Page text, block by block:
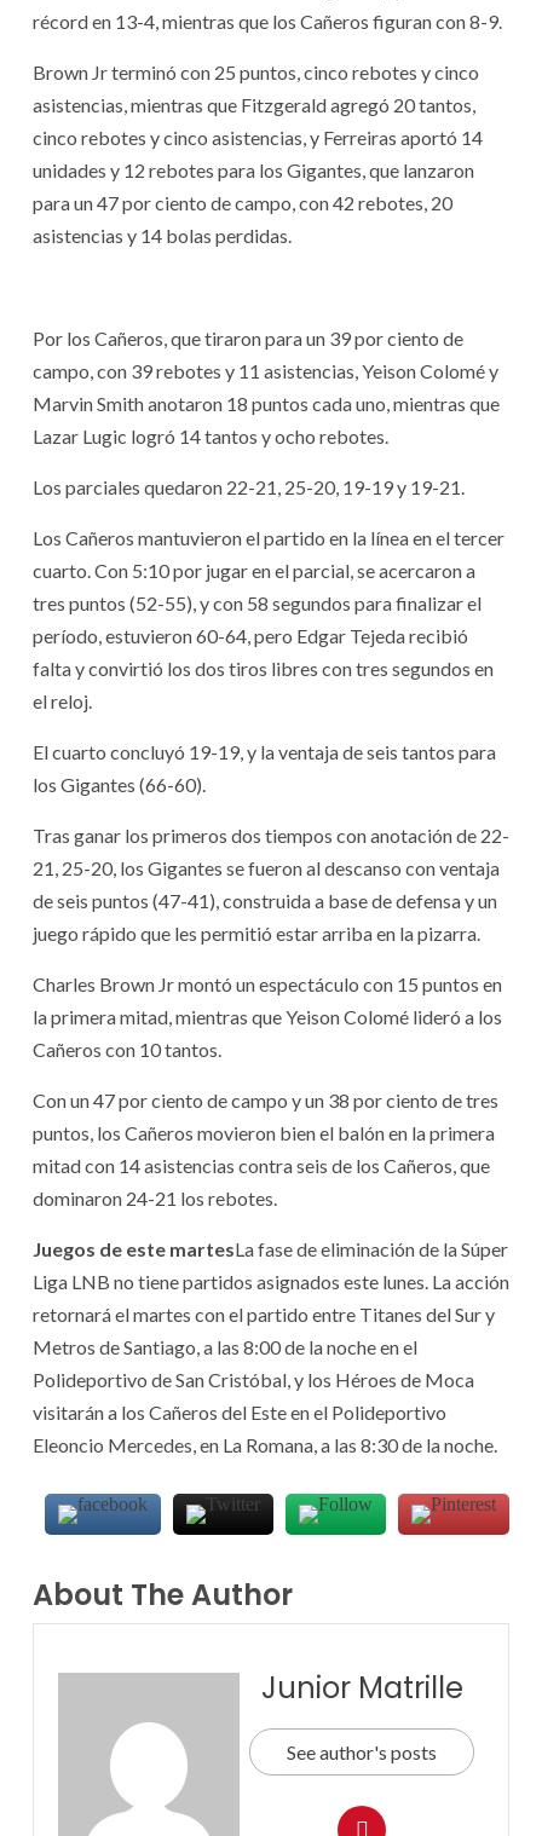
récord en 13-4, mientras que los Cañeros figuran con 8-9.
Brown Jr terminó con 25 puntos, cinco rebotes y cinco
asistencias, mientras que Fitzgerald agregó 20 tantos,
cinco rebotes y cinco asistencias, y Ferreiras aportó 14
unidades y 12 rebotes para los Gigantes, que lanzaron
para un 47 por ciento de campo, con 42 rebotes, 20
asistencias y 14 bolas perdidas.
Por los Cañeros, que tiraron para un 39 por ciento de
campo, con 39 rebotes y 11 asistencias, Yeison Colomé y
Marvin Smith anotaron 18 puntos cada uno, mientras que
Lazar Lugic logró 14 tantos y ocho rebotes.
Los parciales quedaron 22-21, 25-20, 19-19 y 19-21.
Los Cañeros mantuvieron el partido en la línea en el tercer
cuarto. Con 5:10 por jugar en el parcial, se acercaron a
tres puntos (52-55), y con 58 segundos para finalizar el
período, estuvieron 60-64, pero Edgar Tejeda recibió
falta y convirtió los dos tiros libres con tres segundos en
el reloj.
El cuarto concluyó 19-19, y la ventaja de seis tantos para
los Gigantes (66-60).
Tras ganar los primeros dos tiempos con anotación de 22-
21, 25-20, los Gigantes se fueron al descanso con ventaja
de seis puntos (47-41), construida a base de defensa y un
juego rápido que les permitió estar arriba en la pizarra.
Charles Brown Jr montó un espectáculo con 15 puntos en
la primera mitad, mientras que Yeison Colomé lideró a los
Cañeros con 10 tantos.
Con un 47 por ciento de campo y un 38 por ciento de tres
puntos, los Cañeros movieron bien el balón en la primera
mitad con 14 asistencias contra seis de los Cañeros, que
dominaron 24-21 los rebotes.
Juegos de este martesLa fase de eliminación de la Súper
Liga LNB no tiene partidos asignados este lunes. La acción
retornará el martes con el partido entre Titanes del Sur y
Metros de Santiago, a las 8:00 de la noche en el
Polideportivo de San Cristóbal, y los Héroes de Moca
visitarán a los Cañeros del Este en el Polideportivo
Eleoncio Mercedes, en La Romana, a las 8:30 de la noche.
About The Author
Junior Matrille
See author's posts